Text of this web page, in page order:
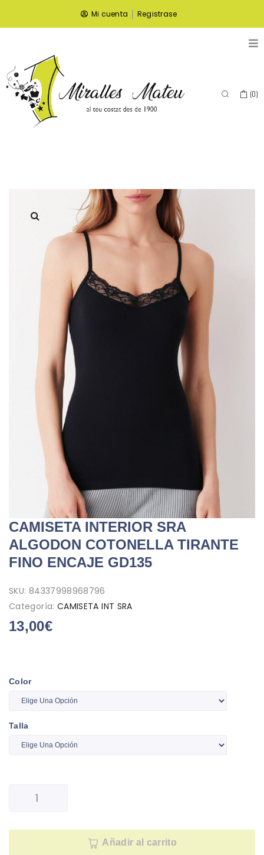
Mi cuenta | Registrase
(0)
CAMISETA INTERIOR SRA
ALGODON COTONELLA TIRANTE
FINO ENCAJE GD135
SKU: 84337998968796
Categoría: CAMISETA INT SRA
13,00€
Color
Talla
Añadir al carrito